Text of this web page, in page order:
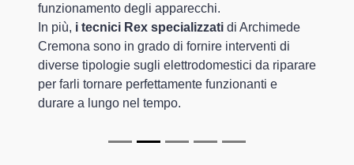
funzionamento degli apparecchi.
In più, i tecnici Rex specializzati di Archimede
Cremona sono in grado di fornire interventi di
diverse tipologie sugli elettrodomestici da riparare
per farli tornare perfettamente funzionanti e
durare a lungo nel tempo.